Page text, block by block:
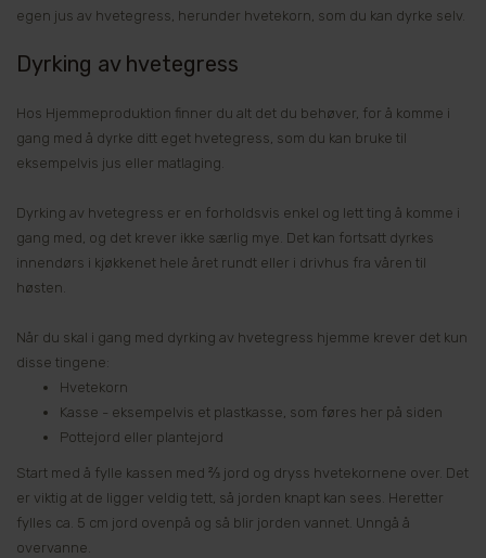
egen jus av hvetegress, herunder hvetekorn, som du kan dyrke selv.
Dyrking av hvetegress
Hos Hjemmeproduktion finner du alt det du behøver, for å komme i
gang med å dyrke ditt eget hvetegress, som du kan bruke til
eksempelvis jus eller matlaging.
Dyrking av hvetegress er en forholdsvis enkel og lett ting å komme i
gang med, og det krever ikke særlig mye. Det kan fortsatt dyrkes
innendørs i kjøkkenet hele året rundt eller i drivhus fra våren til
høsten.
Når du skal i gang med dyrking av hvetegress hjemme krever det kun
disse tingene:
Hvetekorn
Kasse - eksempelvis et plastkasse, som føres her på siden
Pottejord eller plantejord
Start med å fylle kassen med ⅔ jord og dryss hvetekornene over. Det
er viktig at de ligger veldig tett, så jorden knapt kan sees. Heretter
fylles ca. 5 cm jord ovenpå og så blir jorden vannet. Unngå å
overvanne.